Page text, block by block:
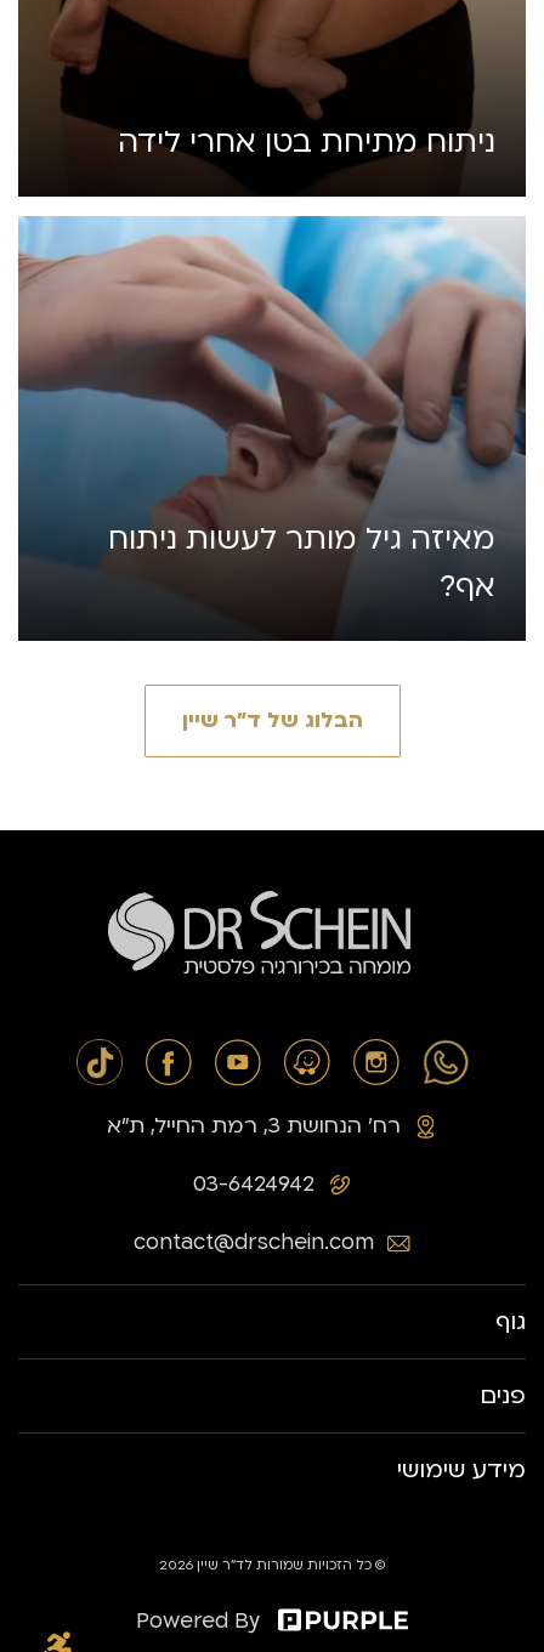
ניתוח מתיחת בטן אחרי לידה
מאיזה גיל מותר לעשות ניתוח
אף?
הבלוג של ד״ר שיין
03-6424942
רח׳ הנחושת 3, רמת החייל, ת״א
contact@drschein.com
גוף
פנים
מידע שימושי
© כל הזכויות שמורות לד״ר שיין 2026
Powered By